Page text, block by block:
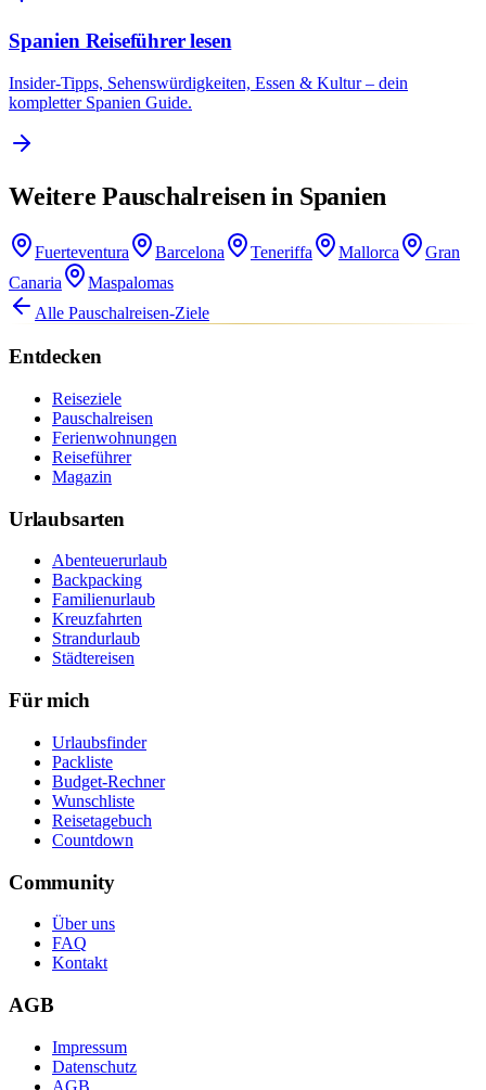
Spanien Reiseführer lesen
Insider-Tipps, Sehenswürdigkeiten, Essen & Kultur – dein
kompletter Spanien Guide.
Weitere Pauschalreisen in Spanien
Fuerteventura Barcelona Teneriffa Mallorca
Gran
Canaria
Maspalomas
Alle Pauschalreisen-Ziele
Entdecken
Reiseziele
Pauschalreisen
Ferienwohnungen
Reiseführer
Magazin
Urlaubsarten
Abenteuerurlaub
Backpacking
Familienurlaub
Kreuzfahrten
Strandurlaub
Städtereisen
Für mich
Urlaubsfinder
Packliste
Budget-Rechner
Wunschliste
Reisetagebuch
Countdown
Community
Über uns
FAQ
Kontakt
AGB
Impressum
Datenschutz
AGB